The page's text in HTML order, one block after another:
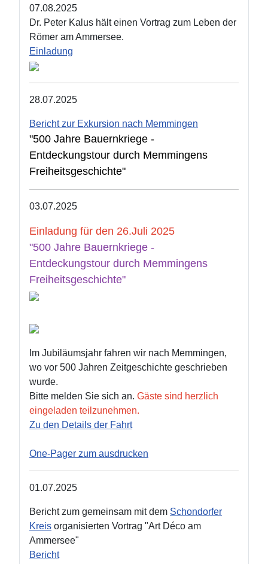
07.08.2025
Dr. Peter Kalus hält einen Vortrag zum Leben der
Römer am Ammersee.
Einladung
28.07.2025
Bericht zur Exkursion nach Memmingen
"500 Jahre Bauernkriege -
Entdeckungstour durch Memmingens
Freiheitsgeschichte"
03.07.2025
Einladung für den 26.Juli 2025
"500 Jahre Bauernkriege -
Entdeckungstour durch Memmingens
Freiheitsgeschichte"
Im Jubiläumsjahr fahren wir nach Memmingen,
wo vor 500 Jahren Zeitgeschichte geschrieben
wurde.
Bitte melden Sie sich an. Gäste sind herzlich
eingeladen teilzunehmen.
Zu den Details der Fahrt
One-Pager zum ausdrucken
01.07.2025
Bericht zum gemeinsam mit dem Schondorfer
Kreis organisierten Vortrag "Art Déco am
Ammersee"
Bericht